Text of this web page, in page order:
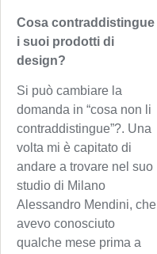
Cosa contraddistingue
i suoi prodotti di
design?
Si può cambiare la
domanda in “cosa non li
contraddistingue”?. Una
volta mi è capitato di
andare a trovare nel suo
studio di Milano
Alessandro Mendini, che
avevo conosciuto
qualche mese prima a